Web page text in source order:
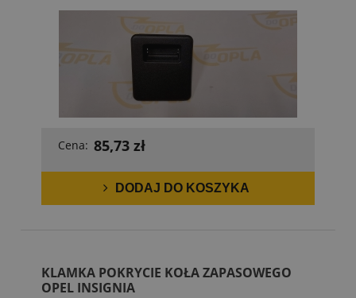
Cena: 85,73 zł
DODAJ DO KOSZYKA
KLAMKA POKRYCIE KOŁA ZAPASOWEGO
OPEL INSIGNIA